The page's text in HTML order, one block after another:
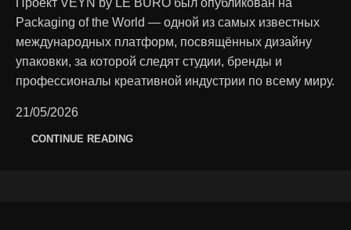
Проект VEYN by LE BURO был опубликован на
Packaging of the World — одной из самых известных
международных платформ, посвящённых дизайну
упаковки, за которой следят студии, бренды и
профессионалы креативной индустрии по всему миру.
21/05/2026
CONTINUE READING